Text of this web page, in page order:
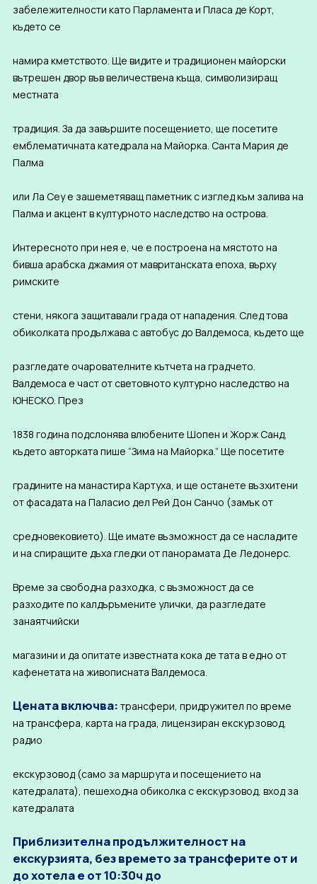
забележителности като Парламента и Пласа де Корт,
където се
намира кметството. Ще видите и традиционен майорски
вътрешен двор във величествена къща, символизиращ
местната
традиция. За да завършите посещението, ще посетите
емблематичната катедрала на Майорка. Санта Мария де
Палма
или Ла Сеу е зашеметяващ паметник с изглед към залива на
Палма и акцент в културното наследство на острова.
Интересното при нея е, че е построена на мястото на
бивша арабска джамия от мавританската епоха, върху
римските
стени, някога защитавали града от нападения. След това
обиколката продължава с автобус до Валдемоса, където ще
разгледате очарователните кътчета на градчето.
Валдемоса е част от световното културно наследство на
ЮНЕСКО. През
1838 година подслонява влюбените Шопен и Жорж Санд,
където авторката пише “Зима на Майорка.” Ще посетите
градините на манастира Картуха, и ще останете възхитени
от фасадата на Паласио дел Рей Дон Санчо (замък от
средновековието). Ще имате възможност да се насладите
и на спиращите дъха гледки от панорамата Де Ледонерс.
Време за свободна разходка, с възможност да се
разходите по калдъръмените улички, да разгледате
занаятчийски
магазини и да опитате известната кока де тата в едно от
кафенетата на живописната Валдемоса.
Цената включва: трансфери, придружител по време
на трансфера, карта на града, лицензиран екскурзовод,
радио
екскурзовод (само за маршрута и посещението на
катедралата), пешеходна обиколка с екскурзовод, вход за
катедралата
Приблизителна продължителност на
екскурзията, без времето за трансферите от и
до хотела е от 10:30ч до